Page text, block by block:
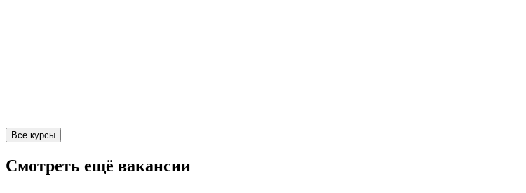
Все курсы
Смотреть ещё вакансии